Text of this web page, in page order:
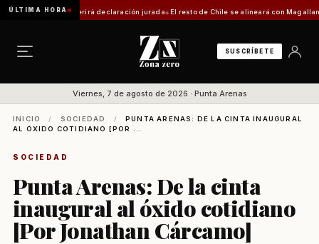
ÚLTIMA HORA
trámite requerirá declaración jurada El resto de Chile se alineará con Magallanes:
SUSCRÍBETE
Viernes, 7 de agosto de 2026 · Punta Arenas
INICIO / SOCIEDAD /
PUNTA ARENAS: DE LA CINTA INAUGURAL
AL ÓXIDO COTIDIANO [POR ...
SOCIEDAD
Punta Arenas: De la cinta
inaugural al óxido cotidiano
[Por Jonathan Cárcamo]